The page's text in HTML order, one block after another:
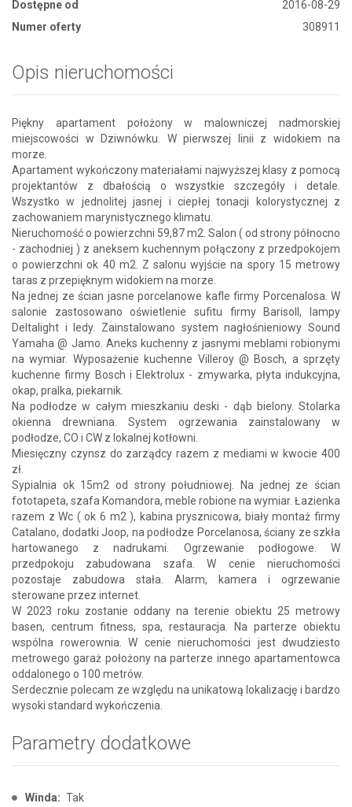
Dostępne od
2016-08-29
Numer oferty
308911
Opis nieruchomości
Piękny apartament położony w malowniczej nadmorskiej
miejscowości w Dziwnówku. W pierwszej linii z widokiem na
morze.
Apartament wykończony materiałami najwyższej klasy z pomocą
projektantów z dbałością o wszystkie szczegóły i detale.
Wszystko w jednolitej jasnej i ciepłej tonacji kolorystycznej z
zachowaniem marynistycznego klimatu.
Nieruchomość o powierzchni 59,87 m2. Salon ( od strony północno
- zachodniej ) z aneksem kuchennym połączony z przedpokojem
o powierzchni ok 40 m2. Z salonu wyjście na spory 15 metrowy
taras z przepięknym widokiem na morze.
Na jednej ze ścian jasne porcelanowe kafle firmy Porcenalosa. W
salonie zastosowano oświetlenie sufitu firmy Barisoll, lampy
Deltalight i ledy. Zainstalowano system nagłośnieniowy Sound
Yamaha @ Jamo. Aneks kuchenny z jasnymi meblami robionymi
na wymiar. Wyposażenie kuchenne Villeroy @ Bosch, a sprzęty
kuchenne firmy Bosch i Elektrolux - zmywarka, płyta indukcyjna,
okap, pralka, piekarnik.
Na podłodze w całym mieszkaniu deski - dąb bielony. Stolarka
okienna drewniana. System ogrzewania zainstalowany w
podłodze, CO i CW z lokalnej kotłowni.
Miesięczny czynsz do zarządcy razem z mediami w kwocie 400
zł.
Sypialnia ok 15m2 od strony południowej. Na jednej ze ścian
fototapeta, szafa Komandora, meble robione na wymiar. Łazienka
razem z Wc ( ok 6 m2 ), kabina prysznicowa, biały montaż firmy
Catalano, dodatki Joop, na podłodze Porcelanosa, ściany ze szkła
hartowanego z nadrukami. Ogrzewanie podłogowe. W
przedpokoju zabudowana szafa. W cenie nieruchomości
pozostaje zabudowa stała. Alarm, kamera i ogrzewanie
sterowane przez internet.
W 2023 roku zostanie oddany na terenie obiektu 25 metrowy
basen, centrum fitness, spa, restauracja. Na parterze obiektu
wspólna rowerownia. W cenie nieruchomości jest dwudziesto
metrowego garaż położony na parterze innego apartamentowca
oddalonego o 100 metrów.
Serdecznie polecam ze względu na unikatową lokalizację i bardzo
wysoki standard wykończenia.
Parametry dodatkowe
Winda: Tak